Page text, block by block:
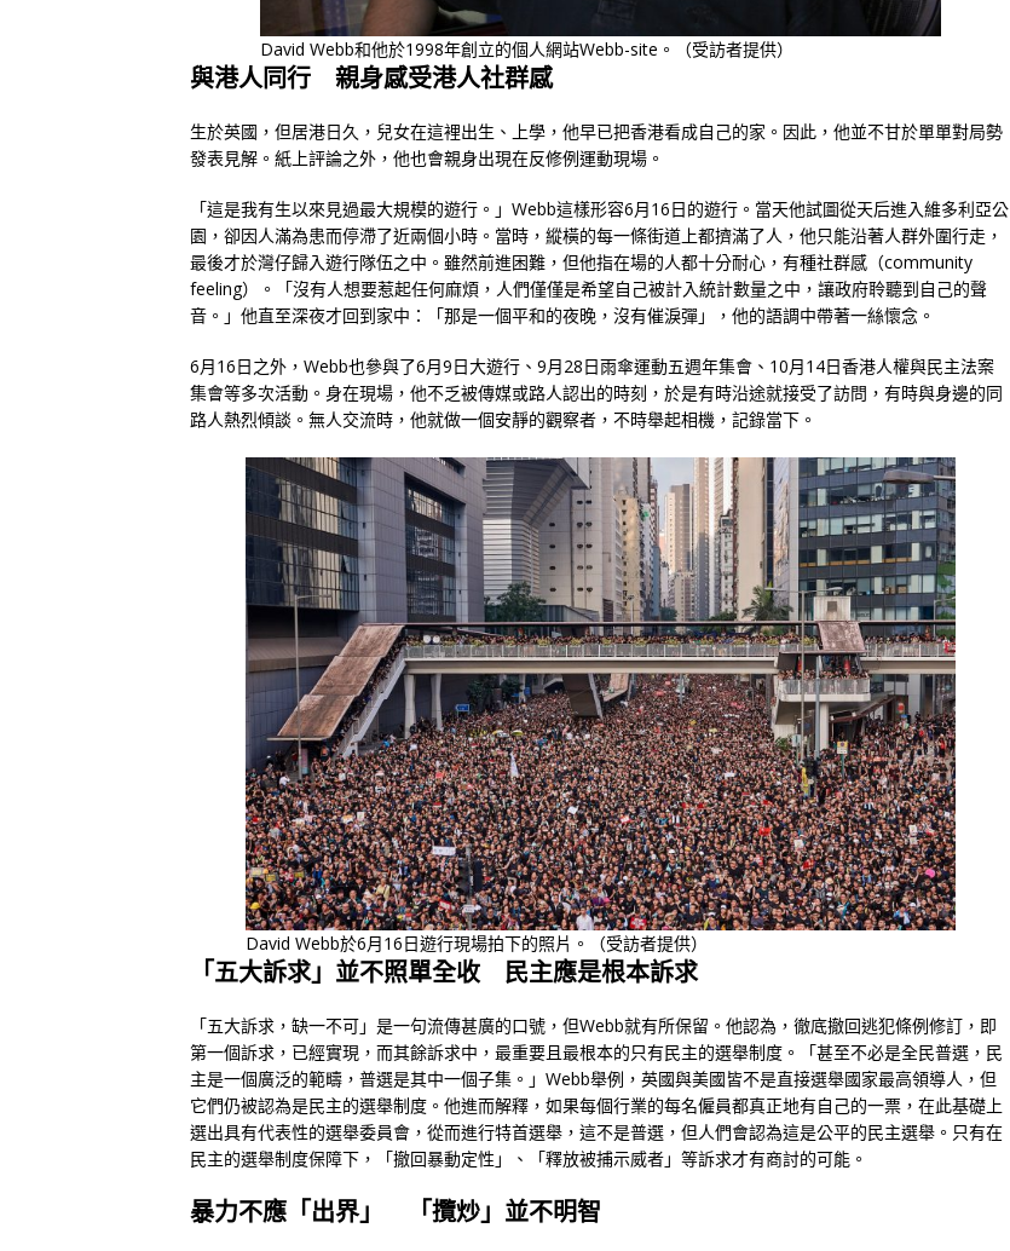
David Webb和他於1998年創立的個人網站Webb-site。（受訪者提供）
與港人同行 親身感受港人社群感
生於英國，但居港日久，兒女在這裡出生、上學，他早已把香港看成自己的家。因此，他並不甘於單單對局勢
發表見解。紙上評論之外，他也會親身出現在反修例運動現場。
「這是我有生以來見過最大規模的遊行。」Webb這樣形容6月16日的遊行。當天他試圖從天后進入維多利亞公
園，卻因人滿為患而停滯了近兩個小時。當時，縱橫的每一條街道上都擠滿了人，他只能沿著人群外圍行走，
最後才於灣仔歸入遊行隊伍之中。雖然前進困難，但他指在場的人都十分耐心，有種社群感（community
feeling）。「沒有人想要惹起任何麻煩，人們僅僅是希望自己被計入統計數量之中，讓政府聆聽到自己的聲
音。」他直至深夜才回到家中：「那是一個平和的夜晚，沒有催淚彈」，他的語調中帶著一絲懷念。
6月16日之外，Webb也參與了6月9日大遊行、9月28日雨傘運動五週年集會、10月14日香港人權與民主法案
集會等多次活動。身在現場，他不乏被傳媒或路人認出的時刻，於是有時沿途就接受了訪問，有時與身邊的同
路人熱烈傾談。無人交流時，他就做一個安靜的觀察者，不時舉起相機，記錄當下。
David Webb於6月16日遊行現場拍下的照片。（受訪者提供）
「五大訴求」並不照單全收 民主應是根本訴求
「五大訴求，缺一不可」是一句流傳甚廣的口號，但Webb就有所保留。他認為，徹底撤回逃犯條例修訂，即
第一個訴求，已經實現，而其餘訴求中，最重要且最根本的只有民主的選舉制度。「甚至不必是全民普選，民
主是一個廣泛的範疇，普選是其中一個子集。」Webb舉例，英國與美國皆不是直接選舉國家最高領導人，但
它們仍被認為是民主的選舉制度。他進而解釋，如果每個行業的每名僱員都真正地有自己的一票，在此基礎上
選出具有代表性的選舉委員會，從而進行特首選舉，這不是普選，但人們會認為這是公平的民主選舉。只有在
民主的選舉制度保障下，「撤回暴動定性」、「釋放被捕示威者」等訴求才有商討的可能。
暴力不應「出界」 「攬炒」並不明智